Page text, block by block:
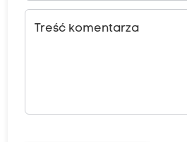
Treść komentarza